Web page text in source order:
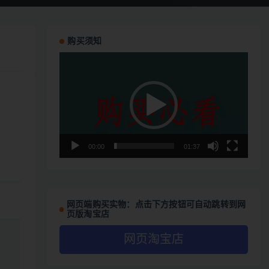
购买须知
00:00 01:37
网页端购买实物：点击下方按钮可自动跳转到网
页版淘宝店
网页淘宝店